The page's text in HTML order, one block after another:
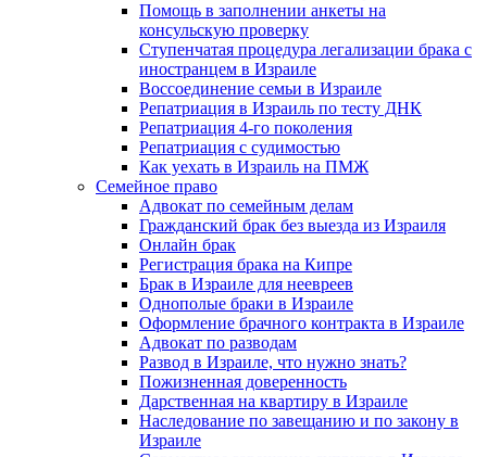
Помощь в заполнении анкеты на
консульскую проверку
Ступенчатая процедура легализации брака с
иностранцем в Израиле
Воссоединение семьи в Израиле
Репатриация в Израиль по тесту ДНК
Репатриация 4-го поколения
Репатриация с судимостью
Как уехать в Израиль на ПМЖ
Семейное право
Адвокат по семейным делам
Гражданский брак без выезда из Израиля
Онлайн брак
Регистрация брака на Кипре
Брак в Израиле для неевреев
Однополые браки в Израиле
Оформление брачного контракта в Израиле
Адвокат по разводам
Развод в Израиле, что нужно знать?
Пожизненная доверенность
Дарственная на квартиру в Израиле
Наследование по завещанию и по закону в
Израиле